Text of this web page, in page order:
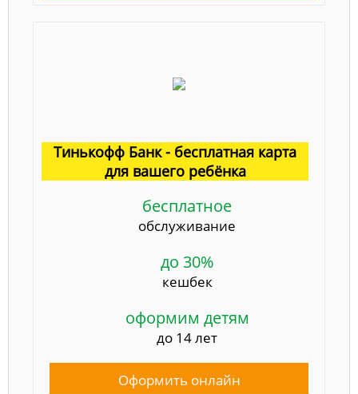
Тинькофф Банк - бесплатная карта
для вашего ребёнка
бесплатное
обслуживание
до 30%
кешбек
оформим детям
до 14 лет
Оформить онлайн